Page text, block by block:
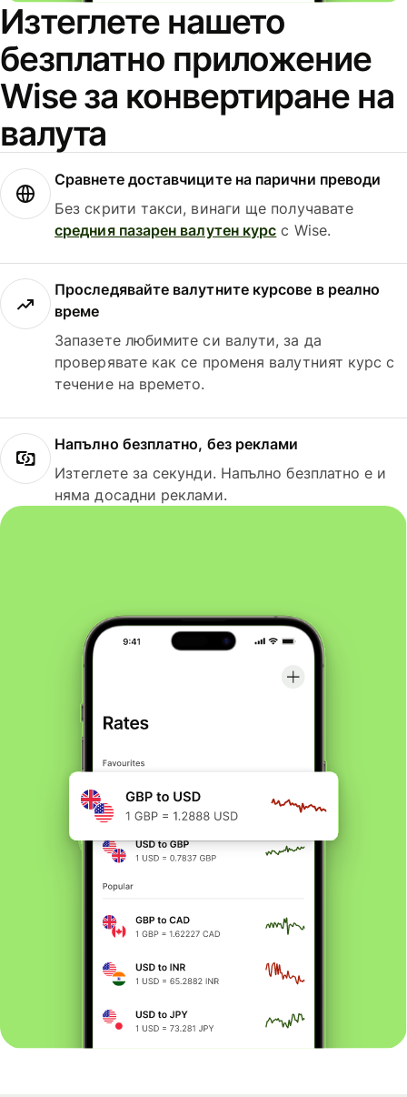
Изтеглете нашето
безплатно приложение
Wise за конвертиране на
валута
Сравнете доставчиците на парични преводи
Без скрити такси, винаги ще получавате
средния пазарен валутен курс с Wise.
Проследявайте валутните курсове в реално
време
Запазете любимите си валути, за да
проверявате как се променя валутният курс с
течение на времето.
Напълно безплатно, без реклами
Изтеглете за секунди. Напълно безплатно е и
няма досадни реклами.